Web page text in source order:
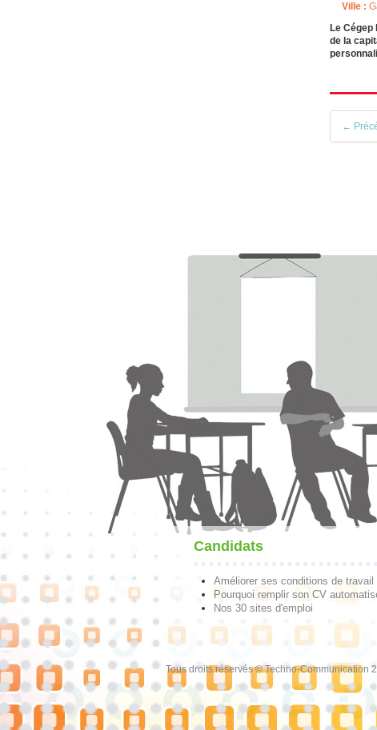
Ville :
Le
de la
←
Candidats
Améliorer ses conditions de travail
Pourquoi remplir son CV
Nos 30 sites d'emploi
Tous droits réservés © Techno-Communication